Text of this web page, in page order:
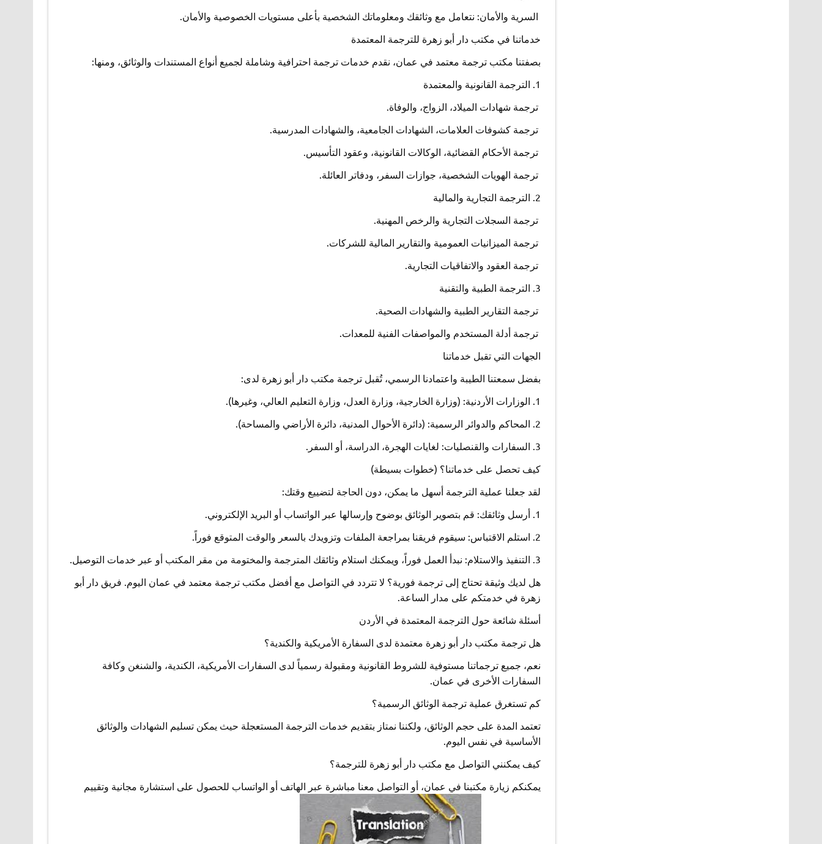
السرية والأمان: نتعامل مع وثائقك ومعلوماتك الشخصية بأعلى مستويات الخصوصية والأمان.
خدماتنا في مكتب دار أبو زهرة للترجمة المعتمدة
بصفتنا مكتب ترجمة معتمد في عمان، نقدم خدمات ترجمة احترافية وشاملة لجميع أنواع المستندات والوثائق، ومنها:
1. الترجمة القانونية والمعتمدة
ترجمة شهادات الميلاد، الزواج، والوفاة.
ترجمة كشوفات العلامات، الشهادات الجامعية، والشهادات المدرسية.
ترجمة الأحكام القضائية، الوكالات القانونية، وعقود التأسيس.
ترجمة الهويات الشخصية، جوازات السفر، ودفاتر العائلة.
2. الترجمة التجارية والمالية
ترجمة السجلات التجارية والرخص المهنية.
ترجمة الميزانيات العمومية والتقارير المالية للشركات.
ترجمة العقود والاتفاقيات التجارية.
3. الترجمة الطبية والتقنية
ترجمة التقارير الطبية والشهادات الصحية.
ترجمة أدلة المستخدم والمواصفات الفنية للمعدات.
الجهات التي تقبل خدماتنا
بفضل سمعتنا الطيبة واعتمادنا الرسمي، تُقبل ترجمة مكتب دار أبو زهرة لدى:
1. الوزارات الأردنية: (وزارة الخارجية، وزارة العدل، وزارة التعليم العالي، وغيرها).
2. المحاكم والدوائر الرسمية: (دائرة الأحوال المدنية، دائرة الأراضي والمساحة).
3. السفارات والقنصليات: لغايات الهجرة، الدراسة، أو السفر.
كيف تحصل على خدماتنا؟ (خطوات بسيطة)
لقد جعلنا عملية الترجمة أسهل ما يمكن، دون الحاجة لتضييع وقتك:
1. أرسل وثائقك: قم بتصوير الوثائق بوضوح وإرسالها عبر الواتساب أو البريد الإلكتروني.
2. استلم الاقتباس: سيقوم فريقنا بمراجعة الملفات وتزويدك بالسعر والوقت المتوقع فوراً.
3. التنفيذ والاستلام: نبدأ العمل فوراً، ويمكنك استلام وثائقك المترجمة والمختومة من مقر المكتب أو عبر خدمات التوصيل.
هل لديك وثيقة تحتاج إلى ترجمة فورية؟ لا تتردد في التواصل مع أفضل مكتب ترجمة معتمد في عمان اليوم. فريق دار أبو
زهرة في خدمتكم على مدار الساعة.
أسئلة شائعة حول الترجمة المعتمدة في الأردن
هل ترجمة مكتب دار أبو زهرة معتمدة لدى السفارة الأمريكية والكندية؟
نعم، جميع ترجماتنا مستوفية للشروط القانونية ومقبولة رسمياً لدى السفارات الأمريكية، الكندية، والشنغن وكافة
السفارات الأخرى في عمان.
كم تستغرق عملية ترجمة الوثائق الرسمية؟
تعتمد المدة على حجم الوثائق، ولكننا نمتاز بتقديم خدمات الترجمة المستعجلة حيث يمكن تسليم الشهادات والوثائق
الأساسية في نفس اليوم.
كيف يمكنني التواصل مع مكتب دار أبو زهرة للترجمة؟
يمكنكم زيارة مكتبنا في عمان، أو التواصل معنا مباشرة عبر الهاتف أو الواتساب للحصول على استشارة مجانية وتقييم